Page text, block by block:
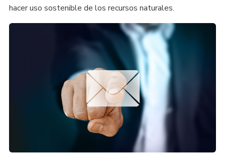
hacer uso sostenible de los recursos naturales.